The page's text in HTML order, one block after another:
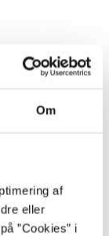
Om
af
eller
”Cookies” i
studie